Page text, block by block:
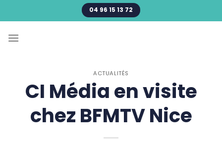
au
04 96 15 13 72
ACTUALITÉS
CI Média en visite
chez BFMTV Nice